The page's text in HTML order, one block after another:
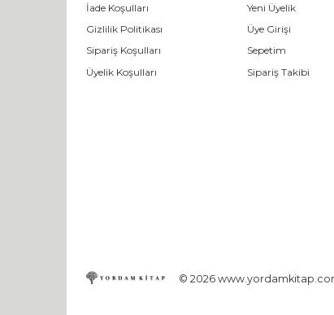
İade Koşulları
Gizlilik Politikası
Sipariş Koşulları
Üyelik Koşulları
Yeni Üyelik
Üye Girişi
Sepetim
Sipariş Takibi
© 2026 www.yordamkitap.com